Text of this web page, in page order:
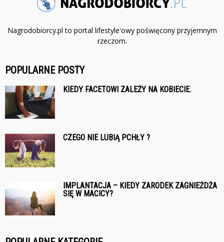
Nagrodobiorcy.pl to portal lifestyle'owy poświęcony przyjemnym
rzeczom.
POPULARNE POSTY
KIEDY FACETOWI ZALEŻY NA KOBIECIE.
CZEGO NIE LUBIĄ PCHŁY ?
IMPLANTACJA – KIEDY ZARODEK ZAGNIEŻDŻA
SIĘ W MACICY?